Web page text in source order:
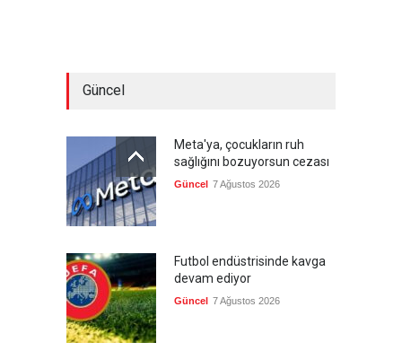
Güncel
Meta'ya, çocukların ruh
sağlığını bozuyorsun cezası
Güncel 7 Ağustos 2026
Futbol endüstrisinde kavga
devam ediyor
Güncel 7 Ağustos 2026